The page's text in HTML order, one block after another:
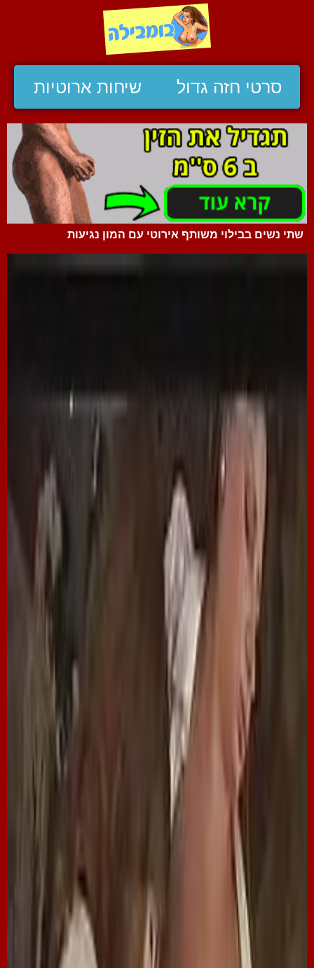
סרטי חזה גדול שיחות ארוטיות
שתי נשים בבילוי משותף אירוטי עם המון נגיעות